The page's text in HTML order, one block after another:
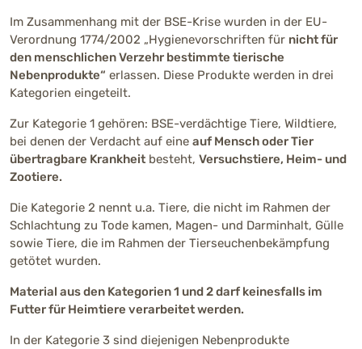
Im Zusammenhang mit der BSE-Krise wurden in der EU-
Verordnung 1774/2002 „Hygienevorschriften für nicht für
den menschlichen Verzehr bestimmte tierische
Nebenprodukte“ erlassen. Diese Produkte werden in drei
Kategorien eingeteilt.
Zur Kategorie 1 gehören: BSE-verdächtige Tiere, Wildtiere,
bei denen der Verdacht auf eine auf Mensch oder Tier
übertragbare Krankheit besteht, Versuchstiere, Heim- und
Zootiere.
Die Kategorie 2 nennt u.a. Tiere, die nicht im Rahmen der
Schlachtung zu Tode kamen, Magen- und Darminhalt, Gülle
sowie Tiere, die im Rahmen der Tierseuchenbekämpfung
getötet wurden.
Material aus den Kategorien 1 und 2 darf keinesfalls im
Futter für Heimtiere verarbeitet werden.
In der Kategorie 3 sind diejenigen Nebenprodukte